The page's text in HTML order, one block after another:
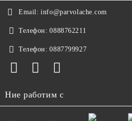
Email: info@parvolache.com
Телефон: 0888762211
Телефон: 0887799927
Ние работим с